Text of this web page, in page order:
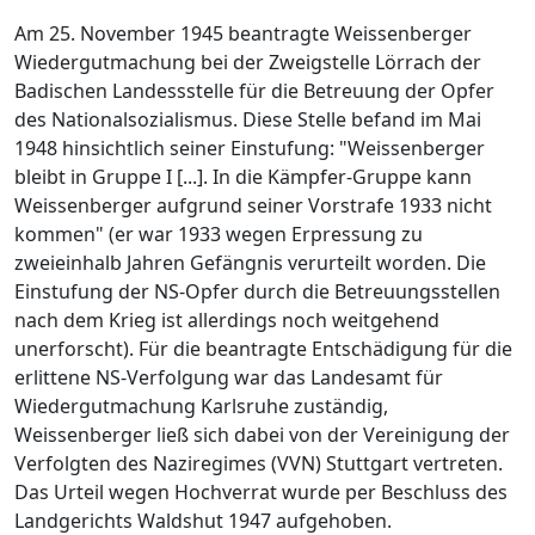
Am 25. November 1945 beantragte Weissenberger
Wiedergutmachung bei der Zweigstelle Lörrach der
Badischen Landessstelle für die Betreuung der Opfer
des Nationalsozialismus. Diese Stelle befand im Mai
1948 hinsichtlich seiner Einstufung: "Weissenberger
bleibt in Gruppe I [...]. In die Kämpfer-Gruppe kann
Weissenberger aufgrund seiner Vorstrafe 1933 nicht
kommen" (er war 1933 wegen Erpressung zu
zweieinhalb Jahren Gefängnis verurteilt worden. Die
Einstufung der NS-Opfer durch die Betreuungsstellen
nach dem Krieg ist allerdings noch weitgehend
unerforscht). Für die beantragte Entschädigung für die
erlittene NS-Verfolgung war das Landesamt für
Wiedergutmachung Karlsruhe zuständig,
Weissenberger ließ sich dabei von der Vereinigung der
Verfolgten des Naziregimes (VVN) Stuttgart vertreten.
Das Urteil wegen Hochverrat wurde per Beschluss des
Landgerichts Waldshut 1947 aufgehoben.